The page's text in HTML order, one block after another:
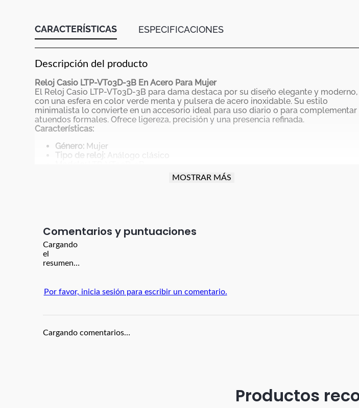
CARACTERÍSTICAS ESPECIFICACIONES
Descripción del producto
Reloj Casio LTP-VT03D-3B En Acero Para Mujer
El Reloj Casio LTP-VT03D-3B para dama destaca por su diseño elegante y moderno,
con una esfera en color verde menta y pulsera de acero inoxidable. Su estilo
minimalista lo convierte en un accesorio ideal para uso diario o para complementar
atuendos formales. Ofrece ligereza, precisión y una presencia refinada.
Características:
Género:Mujer
Tipo de reloj: Análogo clásico
Acero inoxidable
Acero inoxidable
Funciones:Hora, minutos y segundos
Movimiento:Cuarzo japonés de alta precisión (±20 segundos por mes)
Duración de la batería:
uso indebido, golpes o desgaste natural. Se requiere comprobante de compra para
MOSTRAR MÁS
Comentarios
Cargando
el
resumen…
Por favor, inicia sesión para escribir un comentario.
Cargando comentarios…
Productos